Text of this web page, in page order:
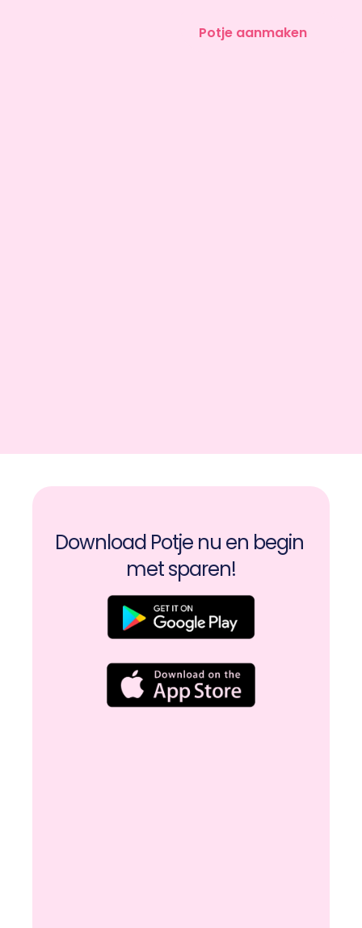
Potje aanmaken
Download Potje nu en begin
met sparen!